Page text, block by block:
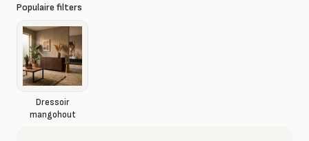
Populaire filters
Dressoir
mangohout